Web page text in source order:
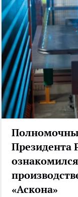
«Аскона»